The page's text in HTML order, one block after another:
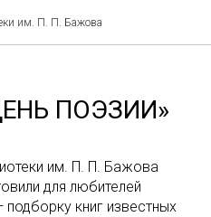
им. П. П. Бажова
ПОЭЗИИ»
им. П. П. Бажова
для любителей
книг известных